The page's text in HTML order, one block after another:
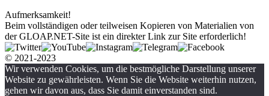
Aufmerksamkeit!
Beim vollständigen oder teilweisen Kopieren von Materialien von
der GLOAP.NET-Site ist ein direkter Link zur Site erforderlich!
© 2021-2023
Wir verwenden Cookies, um die bestmögliche Darstellung unserer
Website zu gewährleisten. Wenn Sie die Website weiterhin nutzen,
gehen wir davon aus, dass Sie damit einverstanden sind.